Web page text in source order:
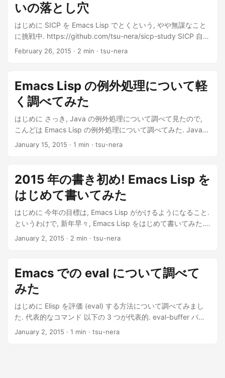
いの落とし穴
はじめに SICP を Emacs Lisp でとくという, やや無謀なこと
に挑戦中. https://github.com/tsu-nera/sicp-study SICP 自体
は Scheme をベースにかかれているので, 例題や回答を elisp
February 26, 2015 · 2 min · tsu-nera
Emacs Lisp の例外処理について軽
く調べてみた
はじめに さっき, Java の例外処理について調べて見たので,
こんどは Emacs Lisp の例外処理について調べてみた. Java
の例外処理について徹底的に調べてみた | Futurismo 文法...
January 15, 2015 · 1 min · tsu-nera
2015 年の書き初め! Emacs Lisp を
はじめて書いてみた
はじめに 今年の目標は, Emacs Lisp がかけるようになること.
というわけで, 新年早々, Emacs Lisp をはじめて書いてみた.
書き初めみたいな. ちなみに, 初夢はなにも...
January 2, 2015 · 2 min · tsu-nera
Emacs での eval について調べて
みた
はじめに Elisp を評価 (eval) する方法について調べてみまし
た. 代表的なコマンド 以下の 3 つが代表的. eval-buffer バッ
ファを評価 eval-region リージョンを評価 eval-last-sexp C-x
January 2, 2015 · 1 min · tsu-nera